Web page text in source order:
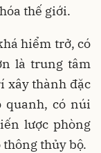
thế giới.
hiểm trở, có
là trung tâm
xây thành đặc
quanh, có núi
lược phòng
thủy bộ.